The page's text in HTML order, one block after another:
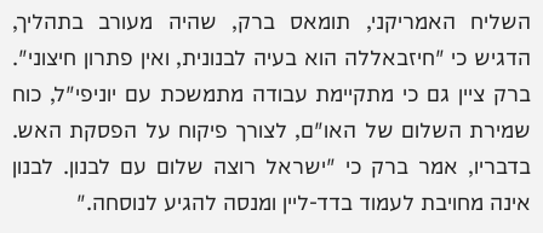
השליח האמריקני, תומאס ברק, שהיה מעורב בתהליך,
הדגיש כי "חיזבאללה הוא בעיה לבנונית, ואין פתרון חיצוני".
ברק ציין גם כי מתקיימת עבודה מתמשכת עם יוניפי"ל, כוח
שמירת השלום של האו"ם, לצורך פיקוח על הפסקת האש.
בדבריו, אמר ברק כי "ישראל רוצה שלום עם לבנון. לבנון
אינה מחויבת לעמוד בדד-ליין ומנסה להגיע לנוסחה."